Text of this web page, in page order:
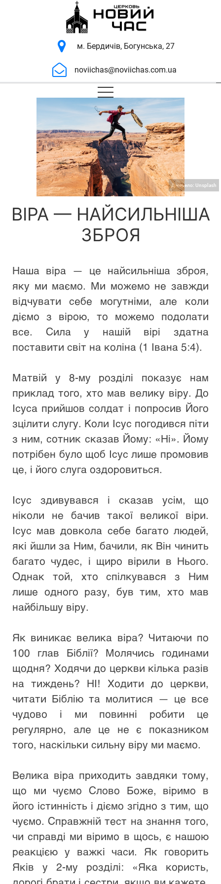
м. Бердичів, Богунська, 27
noviichas@noviichas.com.ua
Джерело: Unsplash
ВІРА — НАЙСИЛЬНІША
ЗБРОЯ
Наша віра — це найсильніша зброя,
яку ми маємо. Ми можемо не завжди
відчувати себе могутніми, але коли
діємо з вірою, то можемо подолати
все. Сила у нашій вірі здатна
поставити світ на коліна (1 Івана 5:4).
Матвій у 8-му розділі показує нам
приклад того, хто мав велику віру. До
Ісуса прийшов солдат і попросив Його
зцілити слугу. Коли Ісус погодився піти
з ним, сотник сказав Йому: «Ні». Йому
потрібен було щоб Ісус лише промовив
це, і його слуга оздоровиться.
Ісус здивувався і сказав усім, що
ніколи не бачив такої великої віри.
Ісус мав довкола себе багато людей,
які йшли за Ним, бачили, як Він чинить
багато чудес, і щиро вірили в Нього.
Однак той, хто спілкувався з Ним
лише одного разу, був тим, хто мав
найбільшу віру.
Як виникає велика віра? Читаючи по
100 глав Біблії? Молячись годинами
щодня? Ходячи до церкви кілька разів
на тиждень? НІ! Ходити до церкви,
читати Біблію та молитися — це все
чудово і ми повинні робити це
регулярно, але це не є показником
того, наскільки сильну віру ми маємо.
Велика віра приходить завдяки тому,
що ми чуємо Слово Боже, віримо в
його істинність і діємо згідно з тим, що
чуємо. Справжній тест на знання того,
чи справді ми віримо в щось, є нашою
реакцією у важкі часи. Як говорить
Яків у 2-му розділі: «Яка користь,